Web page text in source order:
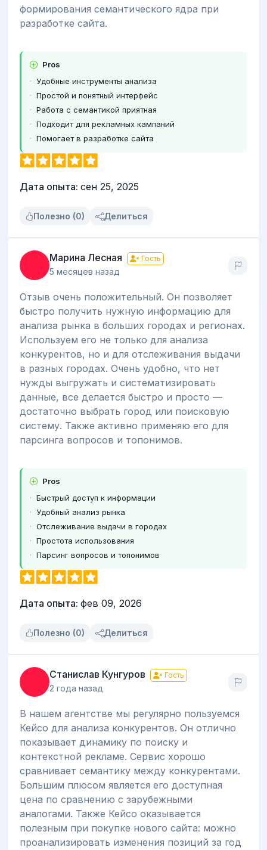
формирования семантического ядра при
разработке сайта.
Pros
Удобные инструменты анализа
Простой и понятный интерфейс
Работа с семантикой приятная
Подходит для рекламных кампаний
Помогает в разработке сайта
Дата опыта: сен 25, 2025
Полезно (0) Делиться
Марина Лесная Гость
5 месяцев назад
Отзыв очень положительный. Он позволяет
быстро получить нужную информацию для
анализа рынка в больших городах и регионах.
Используем его не только для анализа
конкурентов, но и для отслеживания выдачи
в разных городах. Очень удобно, что нет
нужды выгружать и систематизировать
данные, все делается быстро и просто —
достаточно выбрать город или поисковую
систему. Также активно применяю его для
парсинга вопросов и топонимов.
Pros
Быстрый доступ к информации
Удобный анализ рынка
Отслеживание выдачи в городах
Простота использования
Парсинг вопросов и топонимов
Дата опыта: фев 09, 2026
Полезно (0) Делиться
Станислав Кунгуров Гость
2 года назад
В нашем агентстве мы регулярно пользуемся
Кейсо для анализа конкурентов. Он отлично
показывает динамику по поиску и
контекстной рекламе. Сервис хорошо
сравнивает семантику между конкурентами.
Большим плюсом является его доступная
цена по сравнению с зарубежными
аналогами. Также Кейсо оказывается
полезным при покупке нового сайта: можно
проанализировать изменения позиций за год